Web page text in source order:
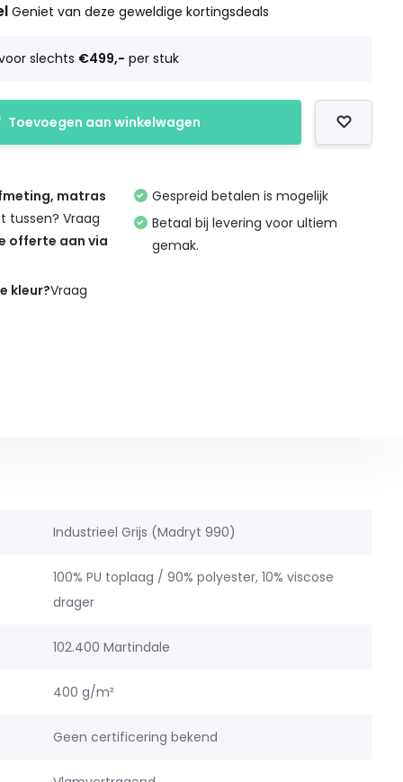
Geniet van deze geweldige kortingsdeals
slechts €499,- per stuk
Toevoegen aan winkelwagen
matras
tussen? Vraag
offerte aan via
kleur?Vraag
Gespreid betalen is mogelijk
Betaal bij levering voor ultiem
gemak.
Industrieel Grijs (Madryt 990)
100% PU toplaag / 90% polyester, 10% viscose
drager
102.400 Martindale
400 g/m²
Geen certificering bekend